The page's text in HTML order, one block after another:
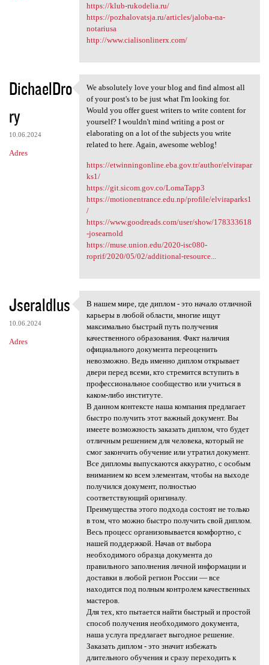
https://klub-rukodelia.ru/
https://pozhalovatsja.ru/articles/jaloba-na-
notariusa
http://www.cialisonlinerx.com/
DichaelDro
ry
10.06.2024
Adres
We absolutely love your blog
We absolutely love your blog and find almost all
of your post's to be just what I'm looking for.
Would you offer guest writers to write content for
yourself? I wouldn't mind writing a post or
elaborating on a lot of the subjects you write
related to here. Again, awesome weblog!
https://etwinningonline.eba.gov.tr/author/elvirapar
ks1/
https://git.sicom.gov.co/LomaTapp3
https://motionentrance.edu.np/profile/elviraparks1
/
https://www.goodreads.com/user/show/178333618
-josearnold
https://muse.union.edu/2020-isc080-
roprif/2020/05/02/additional-resource...
Jseraldlus
10.06.2024
Adres
В нашем мире, где диплом -
В нашем мире, где диплом - это начало отличной
карьеры в любой области, многие ищут
максимально быстрый путь получения
качественного образования. Факт наличия
официального документа переоценить
невозможно. Ведь именно диплом открывает
двери перед всеми, кто стремится вступить в
профессиональное сообщество или учиться в
каком-либо институте.
В данном контексте наша компания предлагает
быстро получить этот важный документ. Вы
имеете возможность заказать диплом, что будет
отличным решением для человека, который не
смог закончить обучение или утратил документ.
Все дипломы выпускаются аккуратно, с особым
вниманием ко всем элементам, чтобы на выходе
получился документ, полностью
соответствующий оригиналу.
Преимущества этого подхода состоят не только
в том, что можно быстро получить свой диплом.
Весь процесс организовывается комфортно, с
нашей поддержкой. Начав от выбора
необходимого образца документа до
правильного заполнения личной информации и
доставки в любой регион России — все
находится под полным контролем качественных
мастеров.
Для тех, кто пытается найти быстрый и простой
способ получения необходимого документа,
наша услуга предлагает выгодное решение.
Заказать диплом - это значит избежать
длительного обучения и сразу переходить к